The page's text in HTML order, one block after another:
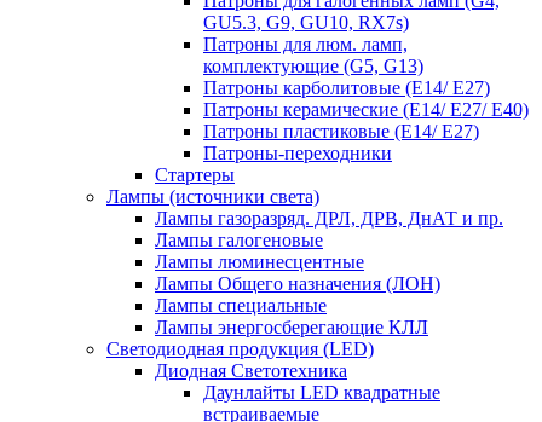
GU5.3, G9, GU10, RX7s)
Патроны для люм. ламп,
комплектующие (G5, G13)
Патроны карболитовые (E14/ E27)
Патроны керамические (E14/ E27/ E40)
Патроны пластиковые (E14/ E27)
Патроны-переходники
Стартеры
Лампы (источники света)
Лампы газоразряд. ДРЛ, ДРВ, ДнАТ и пр.
Лампы галогеновые
Лампы люминесцентные
Лампы Общего назначения (ЛОН)
Лампы специальные
Лампы энергосберегающие КЛЛ
Светодиодная продукция (LED)
Диодная Светотехника
Даунлайты LED квадратные
встраиваемые